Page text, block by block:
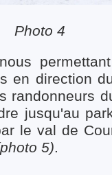
Photo 4
en direction
randonneurs
jusqu'au
le val de
5).